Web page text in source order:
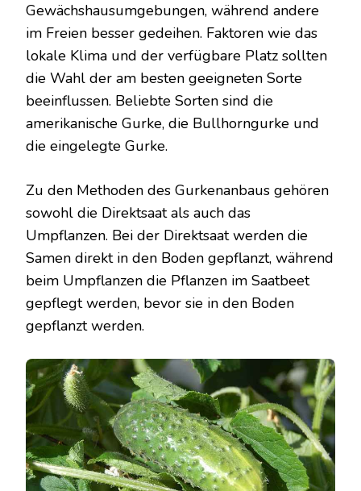
Gewächshausumgebungen, während andere
im Freien besser gedeihen. Faktoren wie das
lokale Klima und der verfügbare Platz sollten
die Wahl der am besten geeigneten Sorte
beeinflussen. Beliebte Sorten sind die
amerikanische Gurke, die Bullhorngurke und
die eingelegte Gurke.
Zu den Methoden des Gurkenanbaus gehören
sowohl die Direktsaat als auch das
Umpflanzen. Bei der Direktsaat werden die
Samen direkt in den Boden gepflanzt, während
beim Umpflanzen die Pflanzen im Saatbeet
gepflegt werden, bevor sie in den Boden
gepflanzt werden.